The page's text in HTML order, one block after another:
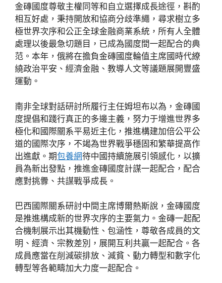
金磚國度尊敬主權同等和自立選擇成長途徑，斟酌
相互好處，秉持開放和協商分歧準繩，尋求樹立多
極世界次序和公正全球金融商業系統，所有人全體
處理以後最急切題目，已成為國度間一起配合的典
范。本年，俄將在擔負金磚國度輪值主席國時代繚
繞政治平安、經濟金融、教導人文等議題展開豐盛
運動。
南非全球對話研討所履行主任姆坦布以為，金磚國
度提倡和踐行真正的多邊主義，努力于增進世界多
極化和國際關系平易近主化，推進構建加倍公平公
道的國際次序，不竭為世界戰爭穩固和繁華提高作
出進獻。期包養網待中國持續施展引領感化，以擴
員為新出發點，推進金磚國度計謀一起配合，配合
應對挑釁、共謀戰爭成長。
巴西國際關系研討中間主席博爾熱斯說，金磚國度
是推進構成新的世界次序的主要氣力。金磚一起配
合機制展示出其機動性、包涵性，尊敬各成員的文
明、經濟、宗教差別，展開互利共贏一起配合。各
成員應當在削減碳排放、減貧、動力轉型和數字化
轉型等各範疇加大力度一起配合。